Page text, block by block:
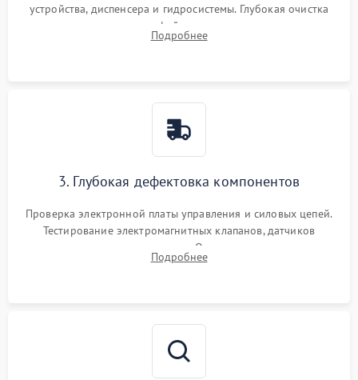
устройства, диспенсера и гидросистемы. Глубокая очистка
внутренних узлов от кофейных масел, жмыха и накипи.
Промывка дренажных каналов и фильтров с использованием
Подробнее
3. Глубокая дефектовка компонентов
Проверка электронной платы управления и силовых цепей.
Тестирование электромагнитных клапанов, датчиков
температуры и расходомера. Оценка степени износа
жерновов кофемолки, уплотнительных колец гидросистемы
Подробнее